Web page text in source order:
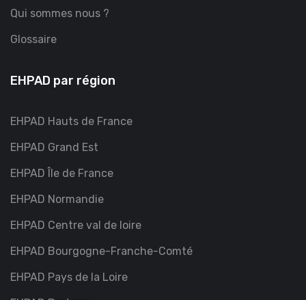
Qui sommes nous ?
Glossaire
EHPAD par région
EHPAD Hauts de France
EHPAD Grand Est
EHPAD Île de France
EHPAD Normandie
EHPAD Centre val de loire
EHPAD Bourgogne-Franche-Comté
EHPAD Pays de la Loire